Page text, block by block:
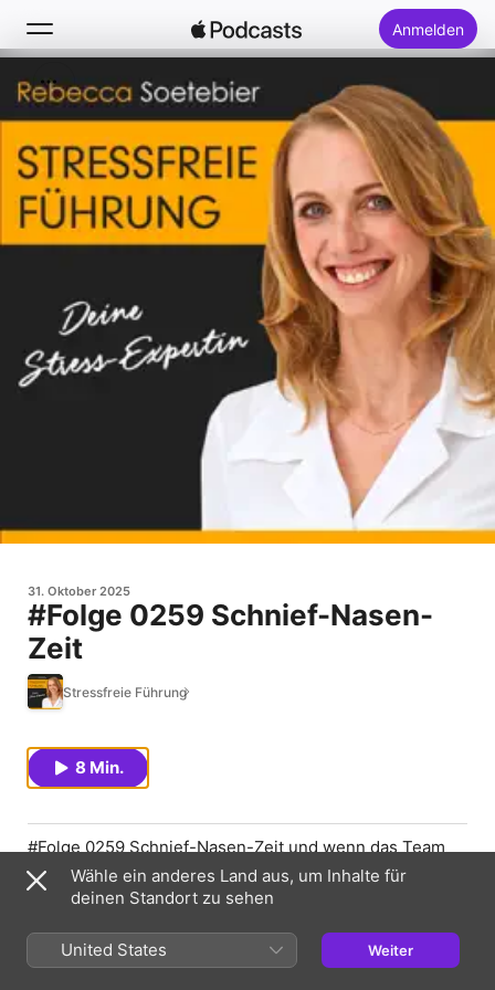
Anmelden
Suchen
Startseite
Neu
31. Oktober 2025
#Folge 0259 Schnief-Nasen-
Zeit
Stressfreie Führung
8 Min.
#Folge 0259 Schnief-Nasen-Zeit und wenn das Team
kränkelt
Episodenlänge:ca 7,5 Minuten
Thema:Umgang mit erhöhten Krankheitstagen und
Stressmanagement in der Erkältungszeit
Wähle ein anderes Land aus, um Inhalte für
deinen Standort zu sehen
United States Weiter